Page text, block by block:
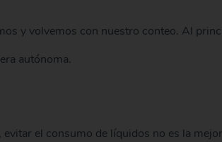
y volvemos con nuestro conteo. Al
autónoma.
el consumo de líquidos no es la